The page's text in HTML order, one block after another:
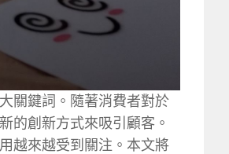
關鍵詞。隨著消費者對於
的創新方式來吸引顧客。
越來越受到關注。本文將